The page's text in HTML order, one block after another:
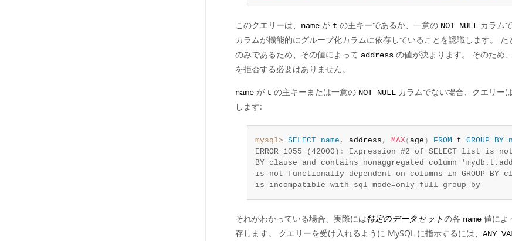
このクエリーは、 name が t の主キーであるか、一意の NOT NULL カラム
カラムが機能的にグループ化カラムに依存していることを認識します。 た
のみであるため、その値によって address の値が決まります。 そのため
を拒否する必要はありません。
name が t の主キーまたは一意の NOT NULL カラムでない場合、クエリー
します:
mysql> SELECT name , address , MAX(age ) FROM t GROUP BY
ERROR 1055 (42000) :
Expression #2 of SELECT list is not
BY clause and contains nonaggregated column
is not functionally dependent on columns in GROUP BY
is incompatible with sql_mode=only_full_group_by
それがわかっている場合、実際には特定のデータセットの各 name 値によ
存します。 クエリーを受け入れるように MySQL に指示するには、